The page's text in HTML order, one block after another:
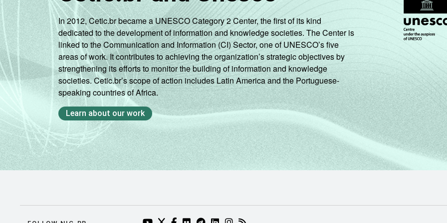
In 2012, Cetic.br became a UNESCO Category 2 Center, the first of its kind
dedicated to the development of information and knowledge societies. The Center is
linked to the Communication and Information (CI) Sector, one of UNESCO’s five
areas of work. It contributes to achieving the organization’s strategic objectives by
strengthening its efforts to monitor the building of information and knowledge
societies. Cetic.br’s scope of action includes Latin America and the Portuguese-
speaking countries of Africa.
Learn about our work